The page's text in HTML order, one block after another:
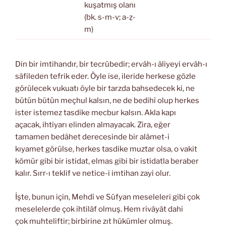
kuşatmış olanı
(bk. s-m-v; a-ẓ-
m)
Din bir imtihandır, bir tecrübedir; ervâh-ı âliyeyi ervâh-ı
sâfileden tefrik eder. Öyle ise, ileride herkese gözle
görülecek vukuatı öyle bir tarzda bahsedecek ki, ne
bütün bütün meçhul kalsın, ne de bedihî olup herkes
ister istemez tasdike mecbur kalsın. Akla kapı
açacak, ihtiyarı elinden almayacak. Zira, eğer
tamamen bedâhet derecesinde bir alâmet-i
kıyamet görülse, herkes tasdike muztar olsa, o vakit
kömür gibi bir istidat, elmas gibi bir istidatla beraber
kalır. Sırr-ı teklif ve netice-i imtihan zayi olur.
İşte, bunun için, Mehdî ve Süfyan meseleleri gibi çok
meselelerde çok ihtilâf olmuş. Hem rivâyât dahi
çok muhteliftir; birbirine zıt hükümler olmuş.